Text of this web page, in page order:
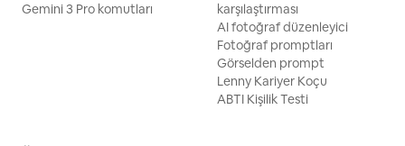
Gemini 3 Pro komutları
karşılaştırması
AI fotoğraf düzenleyici
Fotoğraf promptları
Görselden prompt
Lenny Kariyer Koçu
ABTI Kişilik Testi